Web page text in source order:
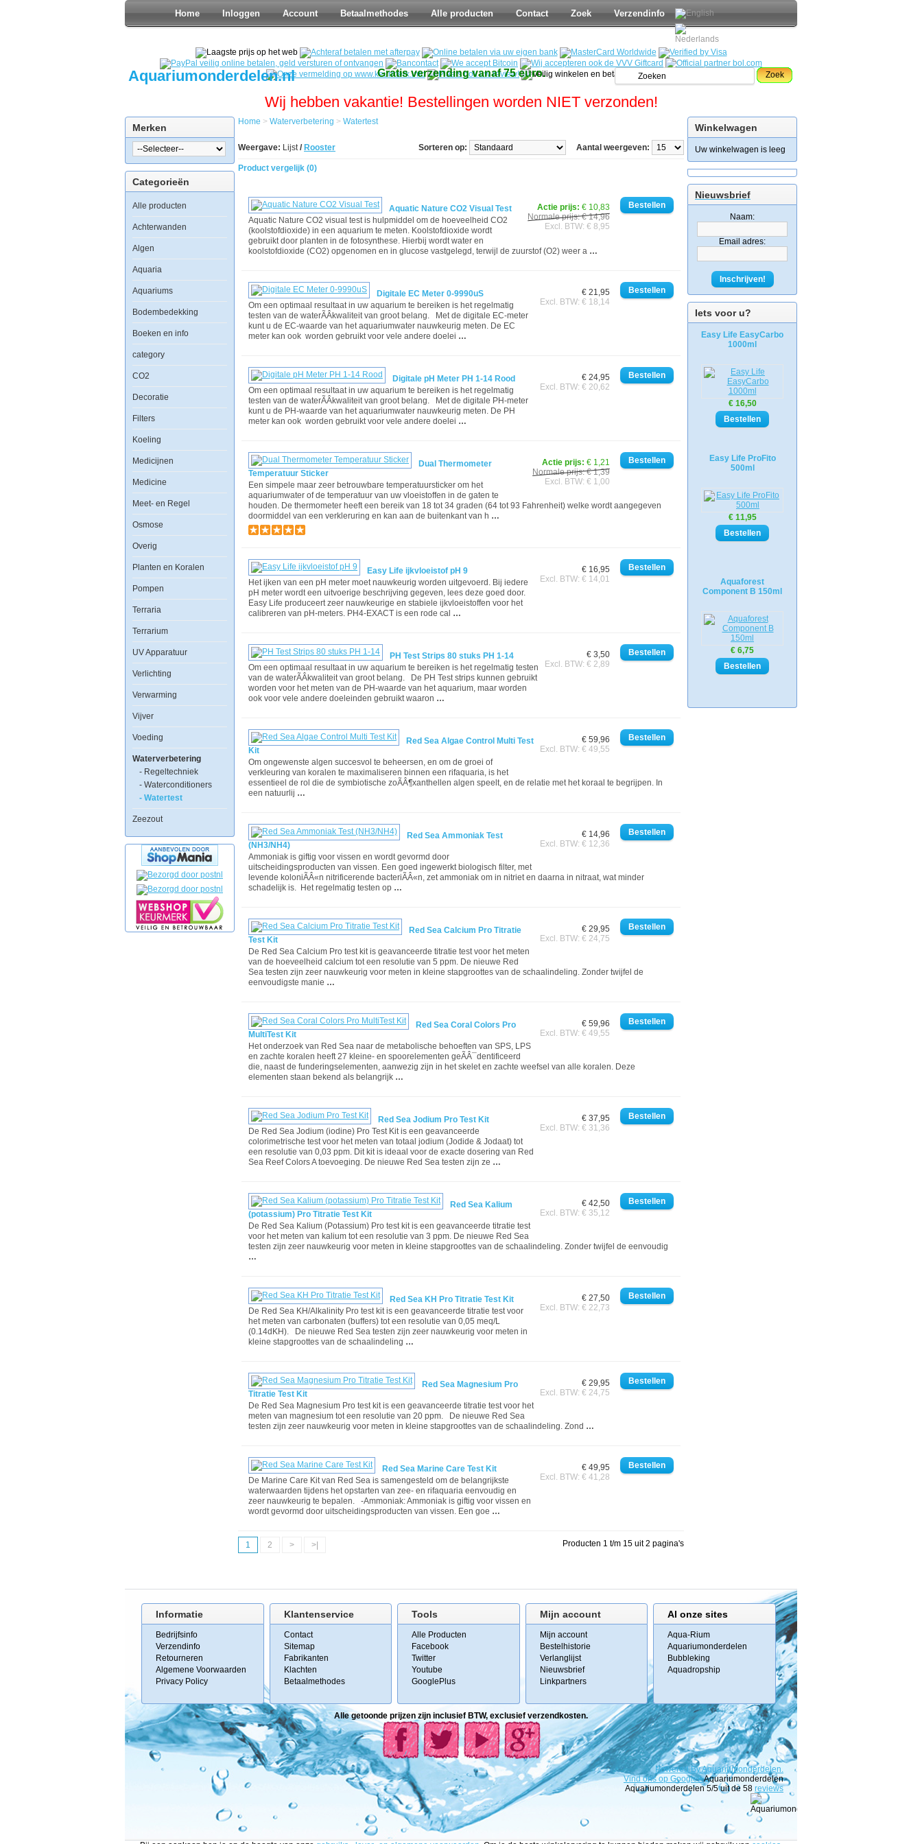
Home Inloggen Account Betaalmethodes Alle producten Contact Zoek Verzendinfo
Aquariumonderdelen.nl Gratis verzending vanaf 75 euro. Zoek
Wij hebben vakantie! Bestellingen worden NIET verzonden!
Merken
Categorieën
Alle producten
Achterwanden
Algen
Aquaria
Aquariums
Bodembedekking
Boeken en info
category
CO2
Decoratie
Filters
Koeling
Medicijnen
Medicine
Meet- en Regel
Osmose
Overig
Planten en Koralen
Pompen
Terraria
Terrarium
UV Apparatuur
Verlichting
Verwarming
Vijver
Voeding
Waterverbetering
- Regeltechniek
- Waterconditioners
- Watertest
Zeezout
Winkelwagen
Uw winkelwagen is leeg
Nieuwsbrief
Naam:
Email adres:
Inschrijven!
Iets voor u?
Easy Life EasyCarbo
1000ml
€ 16,50
Easy Life ProFito
500ml
€ 11,95
Aquaforest
Component B 150ml
€ 6,75
Home > Waterverbetering > Watertest
Weergave: Lijst/ Rooster Aantal weergeven:
Sorteren op:
Product vergelijk (0)
Actie prijs: € 10,83
Normale prijs: € 14,96
Excl. BTW: € 8,95
Aquatic Nature CO2 Visual Test
Aquatic Nature CO2 visual test is hulpmiddel om de hoeveelheid CO2
(koolstofdioxide) in een aquarium te meten. Koolstofdioxide wordt
gebruikt door planten in de fotosynthese. Hierbij wordt water en
koolstofdioxide (CO2) opgenomen en in glucose vastgelegd, terwijl de zuurstof (O2) weer a …
€ 21,95
Excl. BTW: € 18,14
Digitale EC Meter 0-9990uS
Om een optimaal resultaat in uw aquarium te bereiken is het regelmatig
testen van de waterÃÂ­kwaliteit van groot belang. Met de digitale EC-meter
kunt u de EC-waarde van het aquariumwater nauwkeurig meten. De EC
meter kan ook worden gebruikt voor vele andere doelei …
€ 24,95
Excl. BTW: € 20,62
Digitale pH Meter PH 1-14 Rood
Om een optimaal resultaat in uw aquarium te bereiken is het regelmatig
testen van de waterÃÂ­kwaliteit van groot belang. Met de digitale PH-meter
kunt u de PH-waarde van het aquariumwater nauwkeurig meten. De PH
meter kan ook worden gebruikt voor vele andere doelei …
Actie prijs: € 1,21
Normale prijs: € 1,39
Excl. BTW: € 1,00
Dual Thermometer
Temperatuur Sticker
Een simpele maar zeer betrouwbare temperatuursticker om het
aquariumwater of de temperatuur van uw vloeistoffen in de gaten te
houden. De thermometer heeft een bereik van 18 tot 34 graden (64 tot 93 Fahrenheit) welke wordt aangegeven
doormiddel van een verkleruring en kan aan de buitenkant van h …
€ 16,95
Excl. BTW: € 14,01
Easy Life ijkvloeistof pH 9
Het ijken van een pH meter moet nauwkeurig worden uitgevoerd. Bij iedere
pH meter wordt een uitvoerige beschrijving gegeven, lees deze goed door.
Easy Life produceert zeer nauwkeurige en stabiele ijkvloeistoffen voor het
calibreren van pH-meters. PH4-EXACT is een rode cal …
€ 3,50
Excl. BTW: € 2,89
PH Test Strips 80 stuks PH 1-14
Om een optimaal resultaat in uw aquarium te bereiken is het regelmatig testen
van de waterÃÂ­kwaliteit van groot belang. De PH Test strips kunnen gebruikt
worden voor het meten van de PH-waarde van het aquarium, maar worden
ook voor vele andere doeleinden gebruikt waaron …
€ 59,96
Excl. BTW: € 49,55
Red Sea Algae Control Multi Test
Kit
Om ongewenste algen succesvol te beheersen, en om de groei of
verkleuring van koralen te maximaliseren binnen een rifaquaria, is het
essentieel de rol die de symbiotische zoÃÂ¶xanthellen algen speelt, en de relatie met het koraal te begrijpen. In
een natuurlij …
€ 14,96
Excl. BTW: € 12,36
Red Sea Ammoniak Test
(NH3/NH4)
Ammoniak is giftig voor vissen en wordt gevormd door
uitscheidingsproducten van vissen. Een goed ingewerkt biologisch filter, met
levende koloniÃÂ«n nitrificerende bacteriÃÂ«n, zet ammoniak om in nitriet en daarna in nitraat, wat minder
schadelijk is. Het regelmatig testen op …
€ 29,95
Excl. BTW: € 24,75
Red Sea Calcium Pro Titratie
Test Kit
De Red Sea Calcium Pro test kit is geavanceerde titratie test voor het meten
van de hoeveelheid calcium tot een resolutie van 5 ppm. De nieuwe Red
Sea testen zijn zeer nauwkeurig voor meten in kleine stapgroottes van de schaalindeling. Zonder twijfel de
eenvoudigste manie …
€ 59,96
Excl. BTW: € 49,55
Red Sea Coral Colors Pro
MultiTest Kit
Het onderzoek van Red Sea naar de metabolische behoeften van SPS, LPS
en zachte koralen heeft 27 kleine- en spoorelementen geÃÂ¯dentificeerd
die, naast de funderingselementen, aanwezig zijn in het skelet en zachte weefsel van alle koralen. Deze
elementen staan bekend als belangrijk …
€ 37,95
Excl. BTW: € 31,36
Red Sea Jodium Pro Test Kit
De Red Sea Jodium (iodine) Pro Test Kit is een geavanceerde
colorimetrische test voor het meten van totaal jodium (Jodide & Jodaat) tot
een resolutie van 0,03 ppm. Dit kit is ideaal voor de exacte dosering van Red
Sea Reef Colors A toevoeging. De nieuwe Red Sea testen zijn ze …
€ 42,50
Excl. BTW: € 35,12
Red Sea Kalium
(potassium) Pro Titratie Test Kit
De Red Sea Kalium (Potassium) Pro test kit is een geavanceerde titratie test
voor het meten van kalium tot een resolutie van 3 ppm. De nieuwe Red Sea
testen zijn zeer nauwkeurig voor meten in kleine stapgroottes van de schaalindeling. Zonder twijfel de eenvoudig
…
€ 27,50
Excl. BTW: € 22,73
Red Sea KH Pro Titratie Test Kit
De Red Sea KH/Alkalinity Pro test kit is een geavanceerde titratie test voor
het meten van carbonaten (buffers) tot een resolutie van 0,05 meq/L
(0.14dKH). De nieuwe Red Sea testen zijn zeer nauwkeurig voor meten in
kleine stapgroottes van de schaalindeling …
€ 29,95
Excl. BTW: € 24,75
Red Sea Magnesium Pro
Titratie Test Kit
De Red Sea Magnesium Pro test kit is een geavanceerde titratie test voor het
meten van magnesium tot een resolutie van 20 ppm. De nieuwe Red Sea
testen zijn zeer nauwkeurig voor meten in kleine stapgroottes van de schaalindeling. Zond …
€ 49,95
Excl. BTW: € 41,28
Red Sea Marine Care Test Kit
De Marine Care Kit van Red Sea is samengesteld om de belangrijkste
waterwaarden tijdens het opstarten van zee- en rifaquaria eenvoudig en
zeer nauwkeurig te bepalen. -Ammoniak: Ammoniak is giftig voor vissen en
wordt gevormd door uitscheidingsproducten van vissen. Een goe …
1 2 > >| Producten 1 t/m 15 uit 2 pagina's
Informatie
Bedrijfsinfo
Verzendinfo
Retourneren
Algemene Voorwaarden
Privacy Policy
Klantenservice
Contact
Sitemap
Fabrikanten
Klachten
Betaalmethodes
Tools
Alle Producten
Facebook
Twitter
Youtube
GooglePlus
Mijn account
Mijn account
Bestelhistorie
Verlanglijst
Nieuwsbrief
Linkpartners
Al onze sites
Aqua-Rium
Aquariumonderdelen
Bubbleking
Aquadropship
Alle getoonde prijzen zijn inclusief BTW, exclusief verzendkosten.
PoweredByAquariumonderdelen.
Vind ons op Google+Aquariumonderdelen
Aquariumonderdelen 5/5 uit de 58 reviews